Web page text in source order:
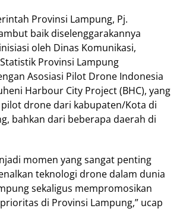
Provinsi Lampung, Pj.
baik diselenggarakannya
oleh Dinas Komunikasi,
Provinsi Lampung
Asosiasi Pilot Drone Indonesia
Harbour City Project (BHC), yang
drone dari kabupaten/Kota di
bahkan dari beberapa daerah di
momen yang sangat penting
teknologi drone dalam dunia
sekaligus mempromosikan
di Provinsi Lampung,” ucap